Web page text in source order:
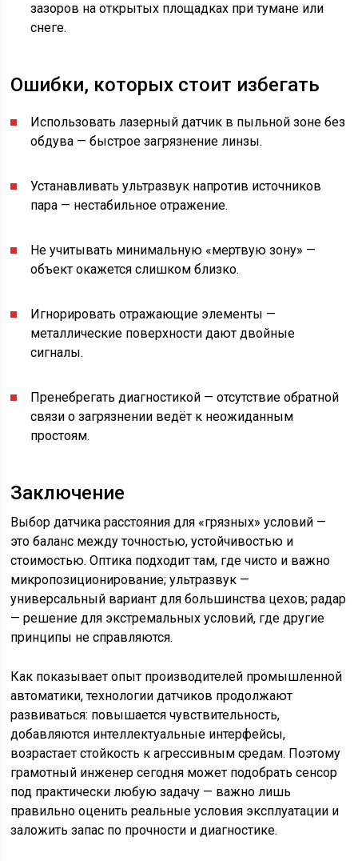
зазоров на открытых площадках при тумане или
снеге.
Ошибки, которых стоит избегать
Использовать лазерный датчик в пыльной зоне без
обдува — быстрое загрязнение линзы.
Устанавливать ультразвук напротив источников
пара — нестабильное отражение.
Не учитывать минимальную «мертвую зону» —
объект окажется слишком близко.
Игнорировать отражающие элементы —
металлические поверхности дают двойные
сигналы.
Пренебрегать диагностикой — отсутствие обратной
связи о загрязнении ведёт к неожиданным
простоям.
Заключение
Выбор датчика расстояния для «грязных» условий —
это баланс между точностью, устойчивостью и
стоимостью. Оптика подходит там, где чисто и важно
микропозиционирование; ультразвук —
универсальный вариант для большинства цехов; радар
— решение для экстремальных условий, где другие
принципы не справляются.
Как показывает опыт производителей промышленной
автоматики, технологии датчиков продолжают
развиваться: повышается чувствительность,
добавляются интеллектуальные интерфейсы,
возрастает стойкость к агрессивным средам. Поэтому
грамотный инженер сегодня может подобрать сенсор
под практически любую задачу — важно лишь
правильно оценить реальные условия эксплуатации и
заложить запас по прочности и диагностике.